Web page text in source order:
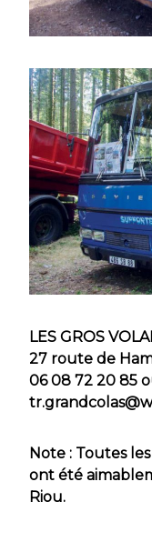
LES GROS
27 route de
06 08 72 20 85
Note : Toutes
ont été
Riou.